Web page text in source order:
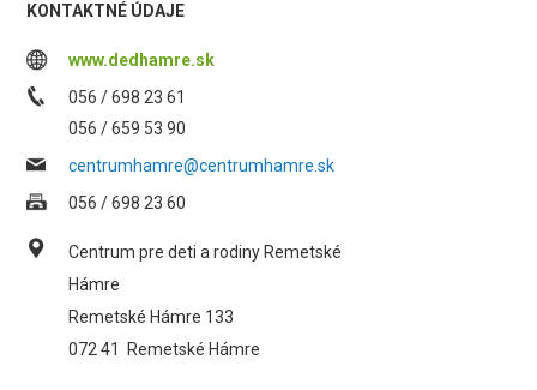
KONTAKTNÉ ÚDAJE
www.dedhamre.sk
056 / 698 23 61
056 / 659 53 90
centrumhamre@centrumhamre.sk
056 / 698 23 60
Centrum pre deti a rodiny Remetské
Hámre
Remetské Hámre 133
072 41
Remetské Hámre